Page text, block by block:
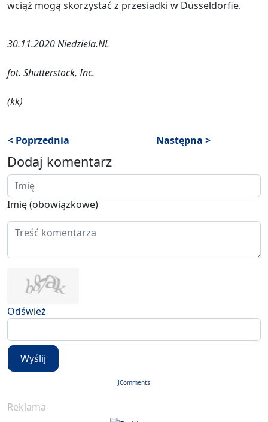
wciąż mogą skorzystać z przesiadki w Düsseldorfie.
30.11.2020 Niedziela.NL
fot. Shutterstock, Inc.
(kk)
< Poprzednia Następna >
Dodaj komentarz
Imię (obowiązkowe)
Odśwież
Wyślij
JComments
Reklama